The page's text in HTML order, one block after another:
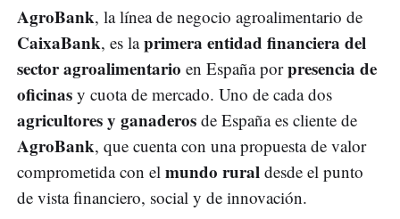
AgroBank, la línea de negocio agroalimentario de
CaixaBank, es laprimera entidad financiera del
sector agroalimentario en España porpresencia de
oficinas y cuota de mercado. Uno de cada dos
agricultores y ganaderos de España es cliente de
AgroBank, que cuenta con una propuesta de valor
comprometida con el mundo rural desde el punto
de vista financiero, social y de innovación.